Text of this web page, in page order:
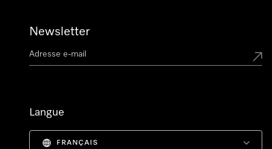
Newsletter
Langue
FRANÇAIS